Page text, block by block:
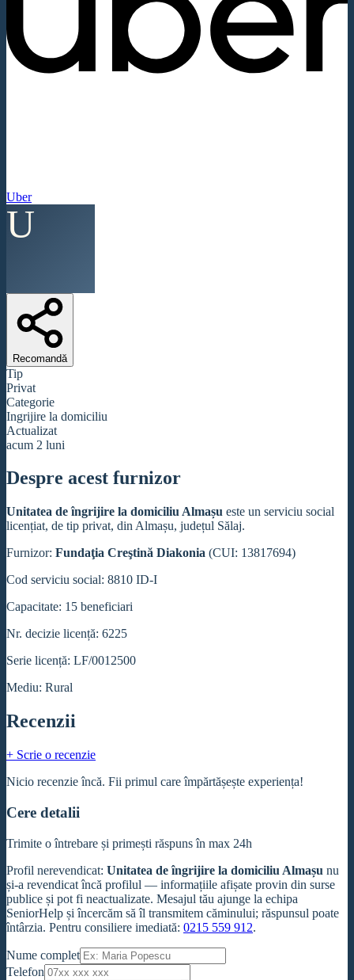
Uber
U
Recomandă
Tip
Privat
Categorie
Ingrijire la domiciliu
Actualizat
acum 2 luni
Despre acest furnizor
Unitatea de îngrijire la domiciliu Almașu este un serviciu social
licențiat, de tip privat, din Almașu, județul Sălaj.
Furnizor: Fundaţia Creştină Diakonia (CUI: 13817694)
Cod serviciu social: 8810 ID-I
Capacitate: 15 beneficiari
Nr. decizie licență: 6225
Serie licență: LF/0012500
Mediu: Rural
Recenzii
+ Scrie o recenzie
Nicio recenzie încă. Fii primul care împărtășește experiența!
Cere detalii
Trimite o întrebare și primești răspuns în max 24h
Profil nerevendicat: Unitatea de îngrijire la domiciliu Almașu nu
și-a revendicat încă profilul — informațiile afișate provin din surse
publice și pot fi neactualizate. Mesajul tău ajunge la echipa
SeniorHelp și încercăm să îl transmitem căminului; răspunsul poate
întârzia. Pentru consiliere imediată: 0215 559 912.
Nume complet
Telefon